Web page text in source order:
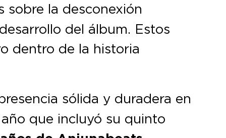
sobre la desconexión
del álbum. Estos
dentro de la historia
sólida y duradera en
que incluyó su quinto